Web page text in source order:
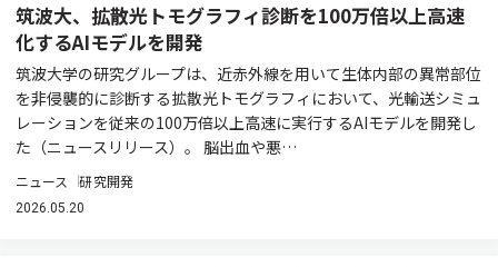
筑波大、拡散光トモグラフィ診断を100万倍以上高速
化するAIモデルを開発
筑波大学の研究グループは、近赤外線を用いて生体内部の異常部位
を非侵襲的に診断する拡散光トモグラフィにおいて、光輸送シミュ
レーションを従来の100万倍以上高速に実行するAIモデルを開発し
た（ニュースリリース）。 脳出⾎や悪…
ニュース 研究開発
2026.05.20